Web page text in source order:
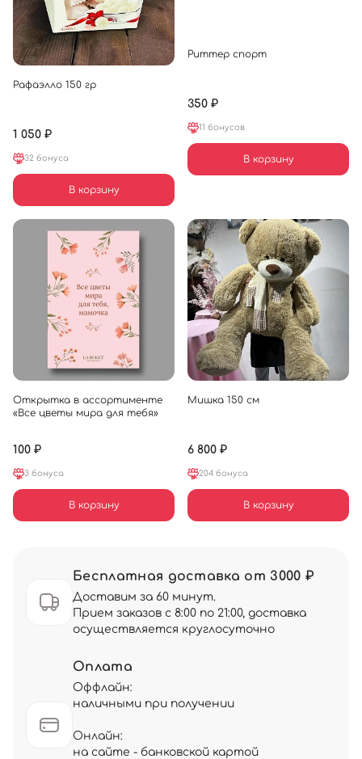
Рафаэлло 150 гр
1 050 ₽
32 бонуса
В корзину
Риттер спорт
350 ₽
11 бонусов
В корзину
Открытка в ассортименте
«Все цветы мира для тебя»
100 ₽
3 бонуса
В корзину
Мишка 150 см
6 800 ₽
204 бонуса
В корзину
Бесплатная доставка от 3000 ₽
Доставим за 60 минут.
Прием заказов с 8:00 по 21:00, доставка
осуществляется круглосуточно
Оплата
Оффлайн:
наличными при получении
Онлайн:
на сайте - банковской картой